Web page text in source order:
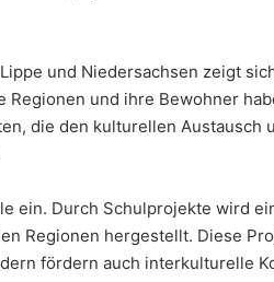
und Niedersachsen zeigt
und ihre Bewohner
die den kulturellen Austausch
ein. Durch Schulprojekte wird
Regionen hergestellt. Diese
fördern auch interkulturelle